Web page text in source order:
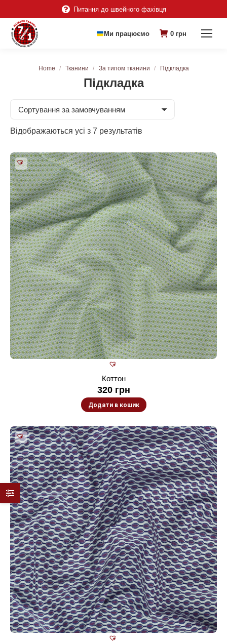
Питання до швейного фахівця
Ми працюємо 0 грн
Підкладка
You are here:
Home Тканини За типом тканини Підкладка
Відображаються усі з 7 результатів
Коттон
320 грн
Додати в кошик